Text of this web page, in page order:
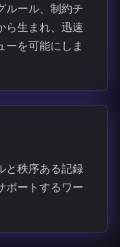
ルール、制約チ
ら生まれ、迅速
ーを可能にしま
と秩序ある記録
ポートするワー